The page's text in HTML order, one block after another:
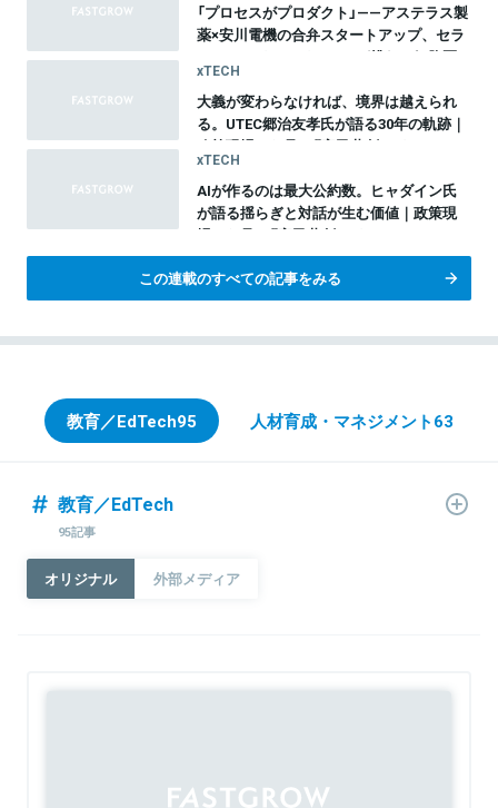
「プロセスがプロダクト」——アステラス製
薬×安川電機の合弁スタートアップ、セラ
ファ・バイオサイエンスが挑む、細胞医
療20年間のものづくり革命
xTECH
大義が変わらなければ、境界は越えられ
る。UTEC郷治友孝氏が語る30年の軌跡｜
政策現場から見る『官民共創のイノベーシ
ョン』vol.10
xTECH
AIが作るのは最大公約数。ヒャダイン氏
が語る揺らぎと対話が生む価値｜政策現
場から見る『官民共創のイノベーション』
総集編
この連載のすべての記事をみる
教育／EdTech95 人材育成・マネジメント63
教育／EdTech
95記事
オリジナル 外部メディア